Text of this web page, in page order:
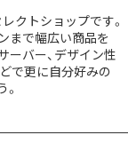
クトショップです。
まで幅広い商品を
ーバー、デザイン性
で更に自分好みの